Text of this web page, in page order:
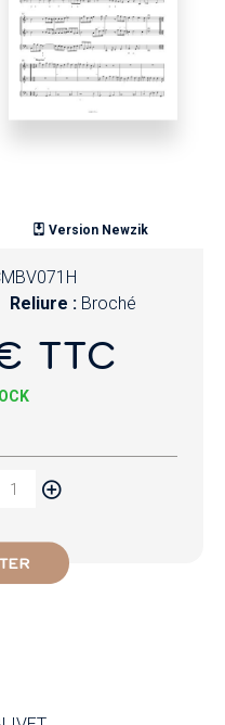
Version Newzik
Reliure : Broché
TTC